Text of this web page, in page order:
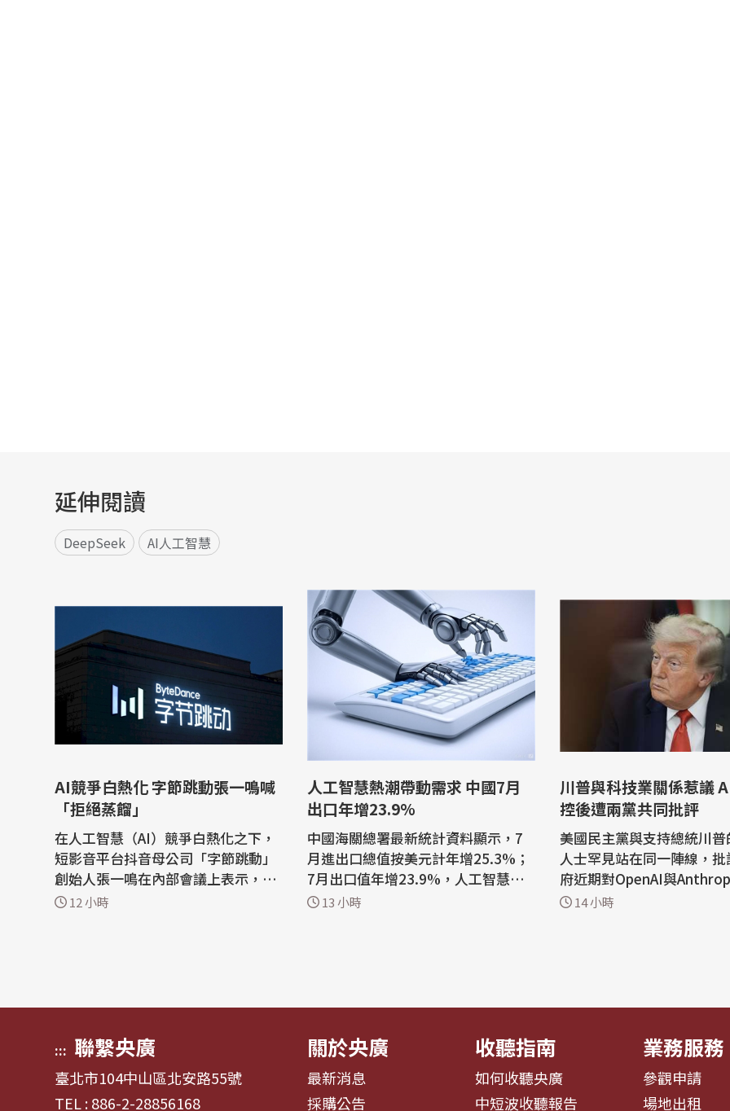
延伸閱讀
DeepSeek AI人工智慧
AI競爭白熱化 字節跳動張一鳴喊
「拒絕蒸餾」
在人工智慧（AI）競爭白熱化之下，
短影音平台抖音母公司「字節跳動」
創始人張一鳴在內部會議上表示，字
節跳動不會把蒸餾當作提升人工智慧
12 小時
人工智慧熱潮帶動需求 中國7月
出口年增23.9%
中國海關總署最新統計資料顯示，7
月進出口總值按美元計年增25.3%；
7月出口值年增23.9%，人工智慧熱
潮推升相關產品需求，這是帶動出口
13 小時
川普與科技業關係惹議
控後遭兩黨共同批評
美國民主黨與支持總統川
人士罕見站在同一陣線，
府近期對OpenAI與
智慧（AI）代理發動的駭客
14 小時
::: 聯繫央廣
臺北市104中山區北安路55號
TEL : 886-2-28856168
關於央廣
最新消息
採購公告
收聽指南
如何收聽央廣
中短波收聽報告
業務服務
參觀申請
場地出租